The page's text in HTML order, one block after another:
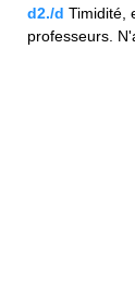
d2./d Timidité,
professeurs.